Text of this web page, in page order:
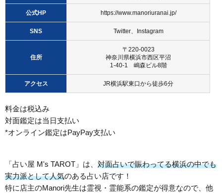
公式HP https://www.manoriuranai.jp/
SNS Twitter、 Instagram
住所
〒220-0023
神奈川県横浜市西区平沼
1-40-1 嶋森ビル8階
アクセス JR横浜駅東口から徒歩6分
料金は税込み
対面鑑定は当日支払い
*オンライン鑑定はPayPay支払い
「占い屋 M's TAROT」は、 対面占いで賑わってる横浜の中でも
実力派として人気のある占い店です！
特に店主のManori先生は霊視・霊能系の鑑定が得意なので、他